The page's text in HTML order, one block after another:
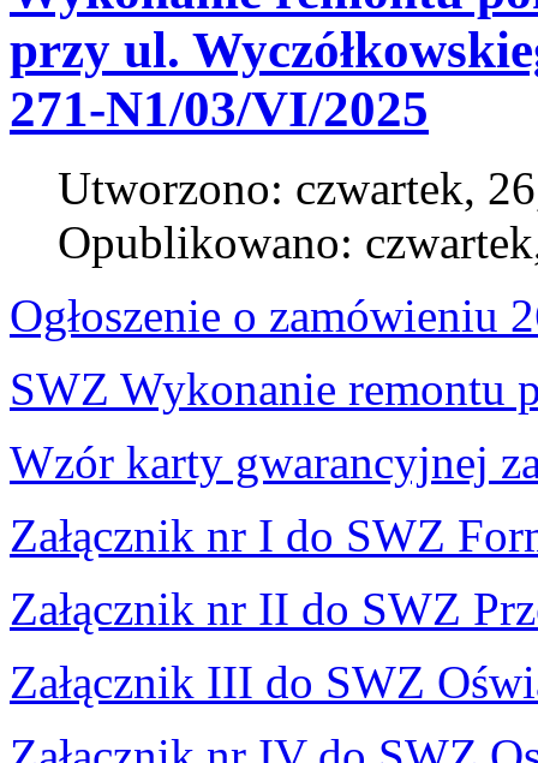
przy ul.
271-N1/03/VI/2025
Utworzono: czwartek,
Opublikowano:
Ogłoszenie o zamówieniu
SWZ Wykonanie remontu
Wzór karty gwarancyjnej
Załącznik nr I do SWZ
Załącznik nr II do SWZ
Załącznik III do SWZ